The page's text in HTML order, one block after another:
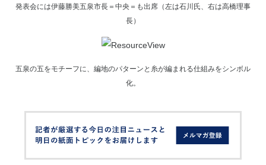
発表会には伊藤勝美五泉市長＝中央＝も出席（左は石川氏、右は高橋理事
長）
五泉の五をモチーフに、編地のパターンと糸が編まれる仕組みをシンボル
化。